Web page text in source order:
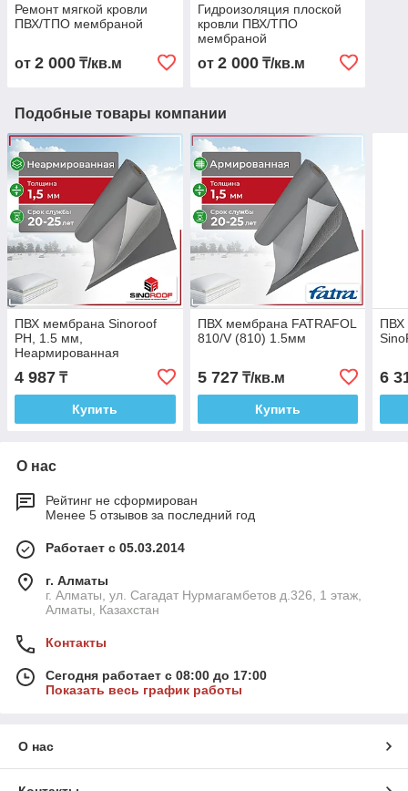
Ремонт мягкой кровли
ПВХ/ТПО мембраной
от 2 000 ₸/кв.м
Гидроизоляция плоской
кровли ПВХ/ТПО
мембраной
от 2 000₸/кв.м
Подобные товары компании
ПВХ мембрана Sinoroof
PH, 1.5 мм,
Неармированная
4 987 ₸
Купить
ПВХ мембрана FATRAFOL
810/V (810) 1.5мм
5 727₸/кв.м
Купить
ПВХ
6
О нас
Рейтинг не сформирован
Менее 5 отзывов за последний год
Работает с 05.03.2014
г. Алматы
г. Алматы, ул. Сагадат Нурмагамбетов д.326, 1 этаж,
Алматы, Казахстан
Контакты
Сегодня работает с 08:00 до 17:00
Показать весь график работы
О нас